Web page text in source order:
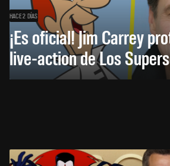
HACE 2 DÍAS
¡Es oficial! Jim Carrey
live-action de Los